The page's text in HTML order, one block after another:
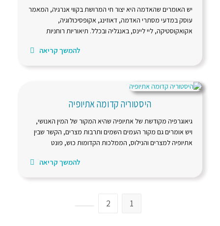
יש האומרים שהאדמה היא יצור חי המרושת בקווי אנרגיה, המאמר
עוסק במדעי מסתרי האדמה, דאוזינג, אקופסיכולוגיה,
אקואקוסטיקה, ליי ליינס, באנגליה ובכלל. תיאוריות רוחניות
להמשך קריאה
היסטוריה קדומה אתיופיה
גיאוגרפיה מקודשת של אתיופיה שהיא המקור של המין האנושי,
ויש אומרים גם מקור העמים השמים ותרבות מצרים, הקשר שבין
אתיופיה למצרים והנילוס, הממלכות הקדומות כוש, פונט
להמשך קריאה